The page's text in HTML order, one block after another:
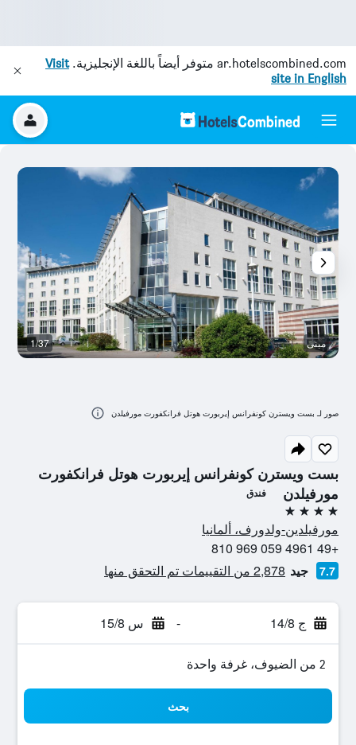
ar.hotelscombined.com متوفر أيضاً باللغة الإنجليزية.Visit
site in English
بست ويسترن كونفرانس إيربورت هوتل فرانكفورت
مورفيلدن
فندق
4 نجوم
مورفيلدين-ولدورف، ألمانيا
+49 4961 059 969 810
7.7 جيد 2,878 من التقييمات تم التحقق منها
ج 14/8 - س 15/8
2 من الضيوف، غرفة واحدة
بحث
مبنى 1/37
صور لـ بست ويسترن كونفرانس إيربورت هوتل فرانكفورت مورفيلدن